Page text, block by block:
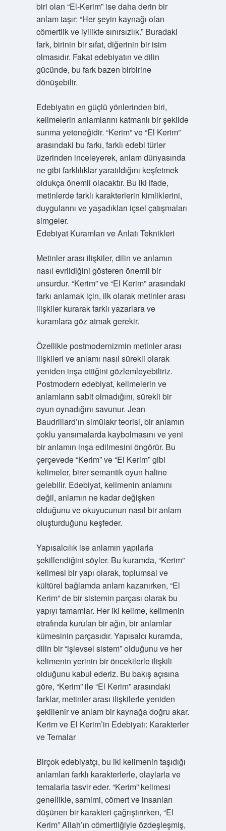
biri olan “El-Kerim” ise daha derin bir
anlam taşır: “Her şeyin kaynağı olan
cömertlik ve iyilikte sınırsızlık.” Buradaki
fark, birinin bir sıfat, diğerinin bir isim
olmasıdır. Fakat edebiyatın ve dilin
gücünde, bu fark bazen birbirine
dönüşebilir.
Edebiyatın en güçlü yönlerinden biri,
kelimelerin anlamlarını katmanlı bir şekilde
sunma yeteneğidir. “Kerim” ve “El Kerim”
arasındaki bu farkı, farklı edebi türler
üzerinden inceleyerek, anlam dünyasında
ne gibi farklılıklar yaratıldığını keşfetmek
oldukça önemli olacaktır. Bu iki ifade,
metinlerde farklı karakterlerin kimliklerini,
duygularını ve yaşadıkları içsel çatışmaları
simgeler.
Edebiyat Kuramları ve Anlatı Teknikleri
Metinler arası ilişkiler, dilin ve anlamın
nasıl evrildiğini gösteren önemli bir
unsurdur. “Kerim” ve “El Kerim” arasındaki
farkı anlamak için, ilk olarak metinler arası
ilişkiler kurarak farklı yazarlara ve
kuramlara göz atmak gerekir.
Özellikle postmodernizmin metinler arası
ilişkileri ve anlamı nasıl sürekli olarak
yeniden inşa ettiğini gözlemleyebiliriz.
Postmodern edebiyat, kelimelerin ve
anlamların sabit olmadığını, sürekli bir
oyun oynadığını savunur. Jean
Baudrillard’ın simülakr teorisi, bir anlamın
çoklu yansımalarda kaybolmasını ve yeni
bir anlamın inşa edilmesini öngörür. Bu
çerçevede “Kerim” ve “El Kerim” gibi
kelimeler, birer semantik oyun haline
gelebilir. Edebiyat, kelimenin anlamını
değil, anlamın ne kadar değişken
olduğunu ve okuyucunun nasıl bir anlam
oluşturduğunu keşfeder.
Yapısalcılık ise anlamın yapılarla
şekillendiğini söyler. Bu kuramda, “Kerim”
kelimesi bir yapı olarak, toplumsal ve
kültürel bağlamda anlam kazanırken, “El
Kerim” de bir sistemin parçası olarak bu
yapıyı tamamlar. Her iki kelime, kelimenin
etrafında kurulan bir ağın, bir anlamlar
kümesinin parçasıdır. Yapısalcı kuramda,
dilin bir “işlevsel sistem” olduğunu ve her
kelimenin yerinin bir öncekilerle ilişkili
olduğunu kabul ederiz. Bu bakış açısına
göre, “Kerim” ile “El Kerim” arasındaki
farklar, metinler arası ilişkilerle yeniden
şekillenir ve anlam bir kaynağa doğru akar.
Kerim ve El Kerim’in Edebiyatı: Karakterler
ve Temalar
Birçok edebiyatçı, bu iki kelimenin taşıdığı
anlamları farklı karakterlerle, olaylarla ve
temalarla tasvir eder. “Kerim” kelimesi
genellikle, samimi, cömert ve insanları
düşünen bir karakteri çağrıştırırken, “El
Kerim” Allah’ın cömertliğiyle özdeşleşmiş,